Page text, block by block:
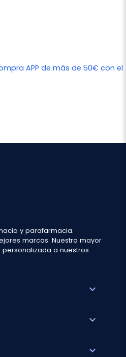
APP de más de 50€ con el
y parafarmacia.
marcas. Nuestra mayor
a nuestros
expand_more
expand_more
expand_more